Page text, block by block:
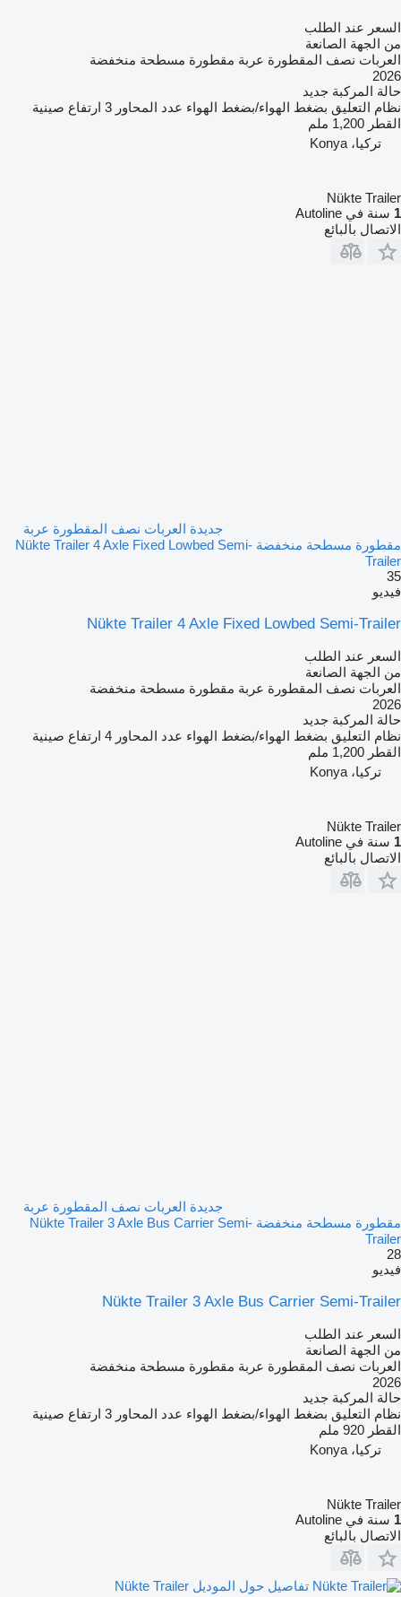
السعر عند الطلب
من الجهة الصانعة
العربات نصف المقطورة عربة مقطورة مسطحة منخفضة
2026
حالة المركبة جديد
نظام التعليق بضغط الهواء/بضغط الهواء عدد المحاور 3 ارتفاع صينية
القطر 1,200 ملم
تركيا، Konya
Nükte Trailer
1 سنة في Autoline
الاتصال بالبائع
جديدة العربات نصف المقطورة عربة
مقطورة مسطحة منخفضة Nükte Trailer 4 Axle Fixed Lowbed Semi-
Trailer
35
فيديو
Nükte Trailer 4 Axle Fixed Lowbed Semi-Trailer
السعر عند الطلب
من الجهة الصانعة
العربات نصف المقطورة عربة مقطورة مسطحة منخفضة
2026
حالة المركبة جديد
نظام التعليق بضغط الهواء/بضغط الهواء عدد المحاور 4 ارتفاع صينية
القطر 1,200 ملم
تركيا، Konya
Nükte Trailer
1 سنة في Autoline
الاتصال بالبائع
جديدة العربات نصف المقطورة عربة
مقطورة مسطحة منخفضة Nükte Trailer 3 Axle Bus Carrier Semi-
Trailer
28
فيديو
Nükte Trailer 3 Axle Bus Carrier Semi-Trailer
السعر عند الطلب
من الجهة الصانعة
العربات نصف المقطورة عربة مقطورة مسطحة منخفضة
2026
حالة المركبة جديد
نظام التعليق بضغط الهواء/بضغط الهواء عدد المحاور 3 ارتفاع صينية
القطر 920 ملم
تركيا، Konya
Nükte Trailer
1 سنة في Autoline
الاتصال بالبائع
تفاصيل حول الموديل Nükte Trailer